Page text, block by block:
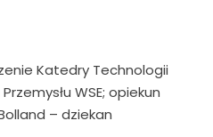
Katedry Technologii
WSE; opiekun
– dziekan